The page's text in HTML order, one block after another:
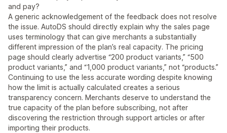
and pay?
A generic acknowledgement of the feedback does not resolve
the issue. AutoDS should directly explain why the sales page
uses terminology that can give merchants a substantially
different impression of the plan’s real capacity. The pricing
page should clearly advertise “200 product variants,” “500
product variants,” and “1,000 product variants,” not “products.”
Continuing to use the less accurate wording despite knowing
how the limit is actually calculated creates a serious
transparency concern. Merchants deserve to understand the
true capacity of the plan before subscribing, not after
discovering the restriction through support articles or after
importing their products.